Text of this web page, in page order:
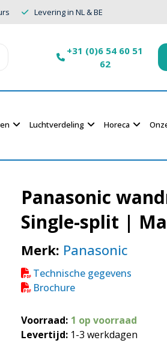
Levering in NL & BE
+31 (0)6 54 60 51
62
Luchtverdeling Horeca
Panasonic
Single-split |
Merk: Panasonic
Technische gegevens
Brochure
Voorraad: 1 op voorraad
Levertijd: 1-3 werkdagen